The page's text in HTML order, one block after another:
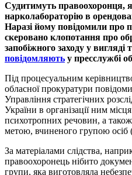
Судитимуть правоохоронця,
нарколабораторію в
Наразі йому повідомили про
скеровано клопотання про
запобіжного заходу у
повідомляють у пресслужбі
Під процесуальним
обласної прокуратури
Управління стратегічних
України в організації ним
психотропних речовин, а
метою, вчиненого групою осіб
За матеріалами слідства,
правоохоронець нібито
групи, яка виготовляла